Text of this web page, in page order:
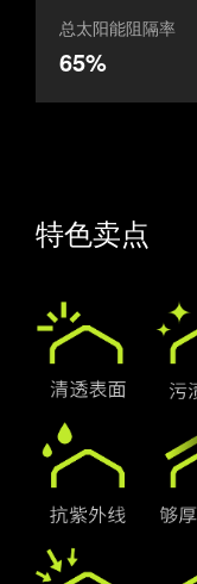
总太阳能阻隔率
65%
特色卖点